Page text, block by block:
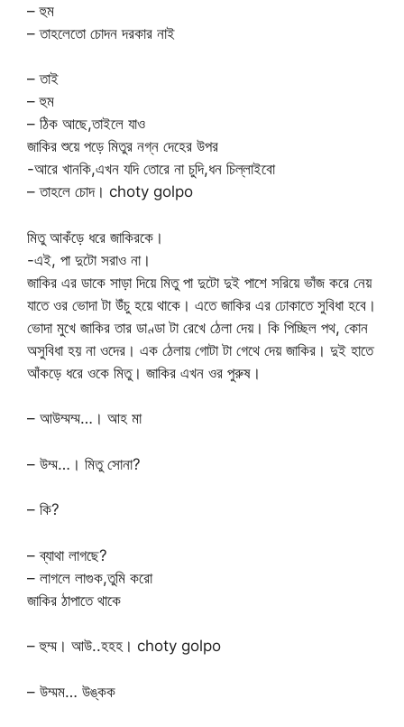
– হুম
– তাহলেতো চোদন দরকার নাই
– তাই
– হুম
– ঠিক আছে,তাইলে যাও
জাকির শুয়ে পড়ে মিতুর নগ্ন দেহের উপর
-আরে খানকি,এখন যদি তোরে না চুদি,ধন চিল্লাইবো
– তাহলে চোদ। choty golpo
মিতু আকঁড়ে ধরে জাকিরকে।
-এই, পা দুটো সরাও না।
জাকির এর ডাকে সাড়া দিয়ে মিতু পা দুটো দুই পাশে সরিয়ে ভাঁজ করে নেয়
যাতে ওর ভোদা টা উঁচু হয়ে থাকে। এতে জাকির এর ঢোকাতে সুবিধা হবে।
ভোদা মুখে জাকির তার ডাণ্ডা টা রেখে ঠেলা দেয়। কি পিচ্ছিল পথ, কোন
অসুবিধা হয় না ওদের। এক ঠেলায় গোটা টা গেথে দেয় জাকির। দুই হাতে
আঁকড়ে ধরে ওকে মিতু। জাকির এখন ওর পুরুষ।
– আউম্মম্ম…। আহ মা
– উম্ম…। মিতু সোনা?
– কি?
– ব্যাথা লাগছে?
– লাগলে লাগুক,তুমি করো
জাকির ঠাপাতে থাকে
– হুম্ম। আউ..হহহ। choty golpo
– উম্মম… উঙ্কক